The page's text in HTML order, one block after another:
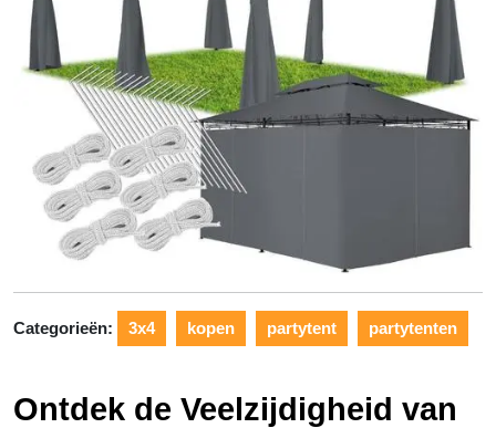
Categorieën: 3x4 kopen partytent partytenten
Ontdek de Veelzijdigheid van